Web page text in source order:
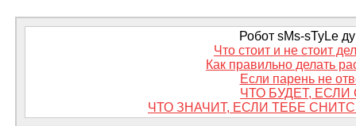
Робот sMs-sTyLe
Что стоит и не стоит
Как правильно делать
Если парень не
ЧТО БУДЕТ,
ЧТО ЗНАЧИТ, ЕСЛИ ТЕБЕ